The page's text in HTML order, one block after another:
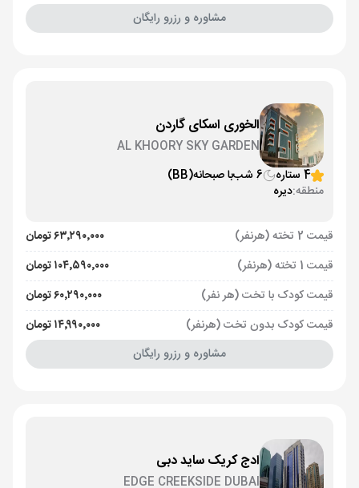
مشاوره و رزرو رایگان
الخوری اسکای گاردن
AL KHOORY SKY GARDEN
4 ستاره
6 شب با صبحانه(BB)
منطقه:دیره
قیمت 2 تخته (هرنفر)
۶۳٬۲۹۰٬۰۰۰ تومان
قیمت 1 تخته (هرنفر)
۱۰۴٬۵۹۰٬۰۰۰ تومان
قیمت کودک با تخت (هر نفر)
۶۰٬۲۹۰٬۰۰۰ تومان
قیمت کودک بدون تخت (هرنفر)
۱۴٬۹۹۰٬۰۰۰ تومان
مشاوره و رزرو رایگان
ادج کریک ساید دبی
EDGE CREEKSIDE DUBAI